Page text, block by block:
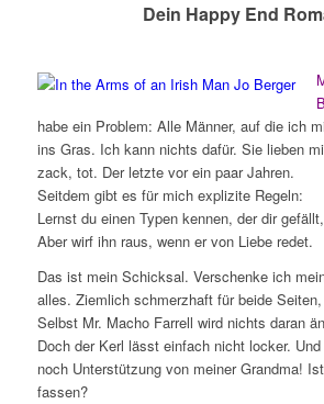
Dein Happy End
habe ein Problem: Alle Männer, auf die ich
ins Gras. Ich kann nichts dafür. Sie lieben
zack, tot. Der letzte vor ein paar Jahren.
Seitdem gibt es für mich explizite Regeln:
Lernst du einen Typen kennen, der dir
Aber wirf ihn raus, wenn er von Liebe redet.
Das ist mein Schicksal. Verschenke ich
alles. Ziemlich schmerzhaft für beide
Selbst Mr. Macho Farrell wird nichts daran
Doch der Kerl lässt einfach nicht locker.
noch Unterstützung von meiner Grandma!
fassen?